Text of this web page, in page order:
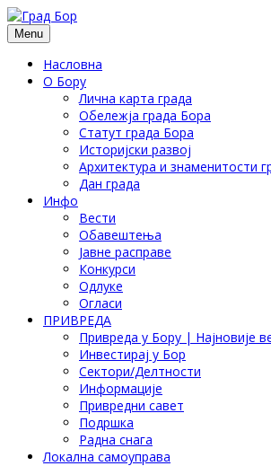
Menu
Насловна
О Бору
Лична карта града
Обележја града Бора
Статут града Бора
Историјски развој
Архитектура и знаменитости
Дан града
Инфо
Вести
Обавештења
Јавне расправе
Конкурси
Одлуке
Огласи
ПРИВРЕДА
Привреда у Бору | Најновије
Инвестирај у Бор
Сектори/Делтности
Информације
Привредни савет
Подршка
Радна снага
Локална самоуправа